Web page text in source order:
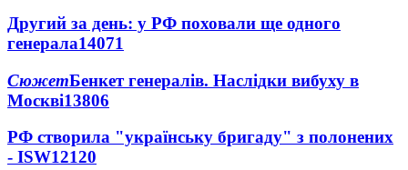
Другий за день: у РФ поховали ще одного
генерала14071
СюжетБенкет генералів. Наслідки вибуху в
Москві13806
РФ створила "українську бригаду" з полонених
- ISW12120